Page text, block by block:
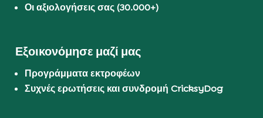
Οι αξιολογήσεις σας (30.000+)
Εξοικονόμησε μαζί μας
Προγράμματα εκτροφέων
Συχνές ερωτήσεις και συνδρομή CricksyDog